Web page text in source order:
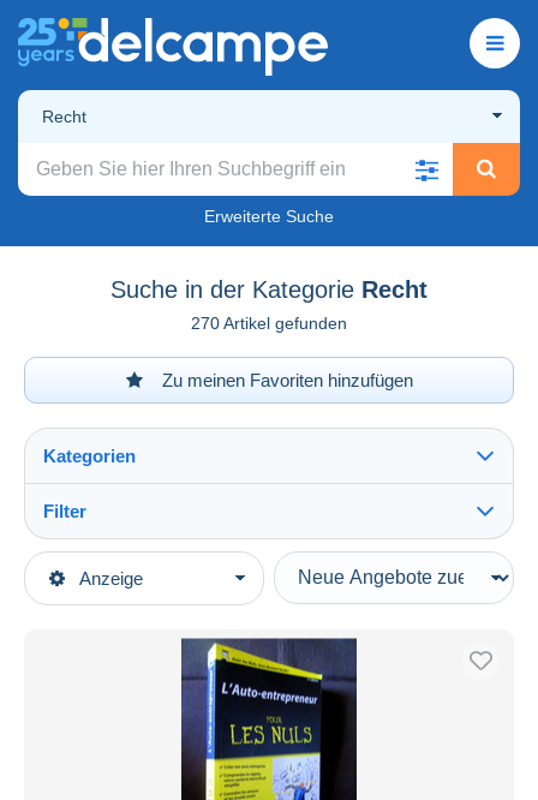
Recht
Erweiterte Suche
Suche in der Kategorie Recht
270 Artikel gefunden
Zu meinen Favoriten hinzufügen
Anzeige
Kategorien
Hauptkategorien
Ratgeber & Praxis
Filter
Art der Verkäufe
Laufende Angebote
Auktionen mit Geboten
Auktionen ohne Gebote
Auktionshäuser